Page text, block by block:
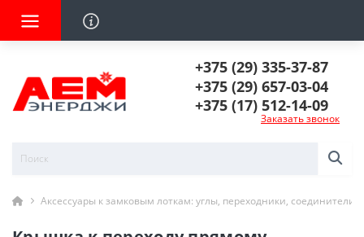
+375 (29) 335-37-87
+375 (29) 657-03-04
+375 (17) 512-14-09
Заказать звонок
Аксессуары к замковым лоткам: углы, переходники, соединители